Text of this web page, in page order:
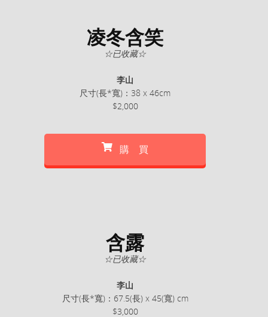
凌冬含笑
☆已收藏☆
李山
尺寸(長*寬)：38 x 46cm
$2,000
購 買
含露
☆已收藏☆
李山
尺寸(長*寬)：67.5(長) x 45(寬) cm
$3,000